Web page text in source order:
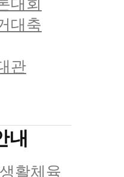
대회
대축
관
내
활체육